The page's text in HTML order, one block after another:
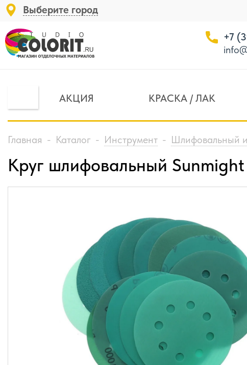
Выберите город
+7
АКЦИЯ КРАСКА / ЛАК
Главная - Каталог - Инструмент - Шлифовальный
Круг шлифовальный